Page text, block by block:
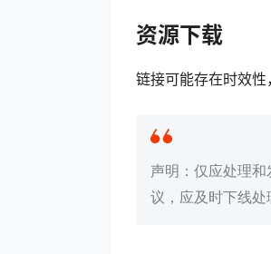
资源下载
链接可能存在时效性
声明：仅应处理
议，应及时下线处